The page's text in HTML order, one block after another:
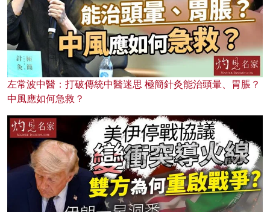
左常波中醫：打破傳統中醫迷思 極簡針灸能治頭暈、胃脹？
中風應如何急救？